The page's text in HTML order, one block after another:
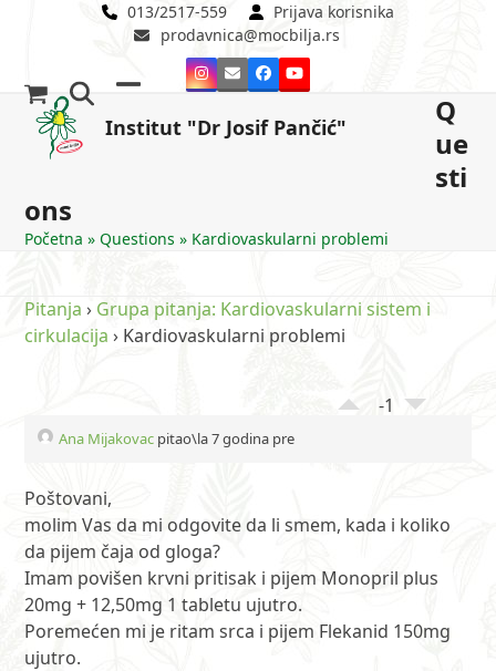
013/2517-559
Prijava korisnika
prodavnica@mocbilja.rs
Instagram
EmailFacebookYouTube
Institut "Dr Josif Pančić"
mobile
mobile
Q
ue
sti
ons
Početna »Questions » Kardiovaskularni problemi
Pitanja › Grupa pitanja: Kardiovaskularni sistem i
cirkulacija › Kardiovaskularni problemi
-1
Ana Mijakovac pitao\la 7 godina pre
Poštovani,
molim Vas da mi odgovite da li smem, kada i koliko
da pijem čaja od gloga?
Imam povišen krvni pritisak i pijem Monopril plus
20mg + 12,50mg 1 tabletu ujutro.
Poremećen mi je ritam srca i pijem Flekanid 150mg
ujutro.